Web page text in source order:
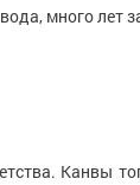
много лет
Канвы